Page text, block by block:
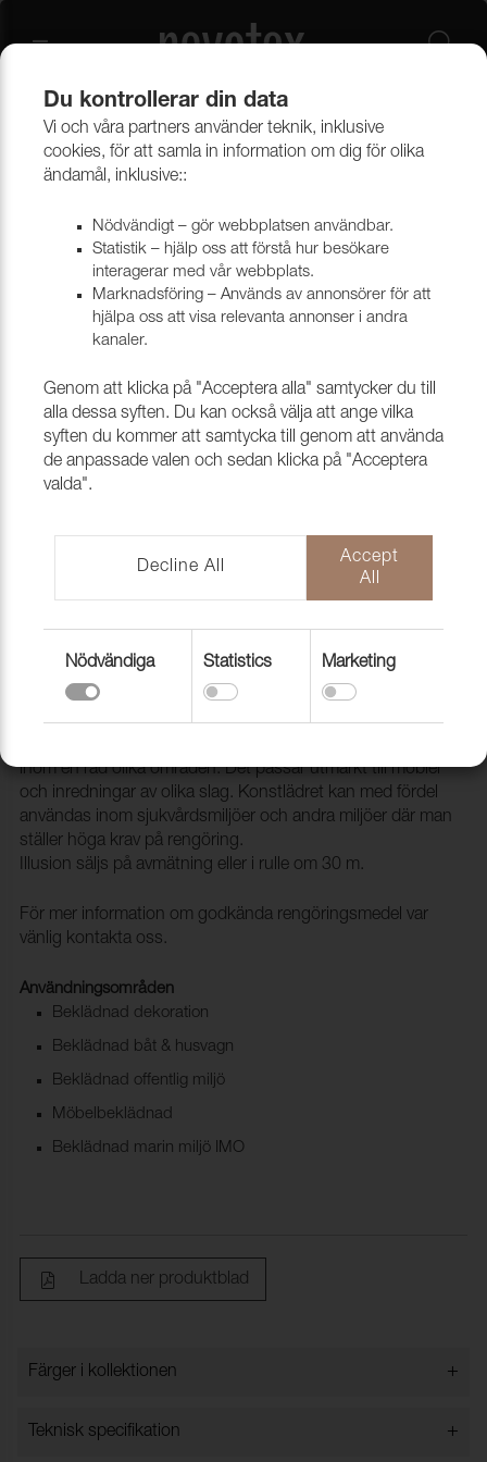
Beklädnadsmaterial Konstläder Konstläder & konstskinn
Konstläder Illusion PU 65066 Bird
2002228
inom en rad olika områden. Det passar utmärkt till möbler
och inredningar av olika slag. Konstlädret kan med fördel
användas inom sjukvårdsmiljöer och andra miljöer där man
ställer höga krav på rengöring.
Illusion säljs på avmätning eller i rulle om 30 m.
För mer information om godkända rengöringsmedel var
vänlig kontakta oss.
Användningsområden
Beklädnad dekoration
Beklädnad båt & husvagn
Beklädnad offentlig miljö
Möbelbeklädnad
Beklädnad marin miljö IMO
Ladda ner produktblad
Färger i kollektionen +
Färger i kollektionen
Teknisk specifikation +
Du kontrollerar din data
Vi och våra partners använder teknik, inklusive
cookies, för att samla in information om dig för olika
ändamål, inklusive::
Nödvändigt – gör webbplatsen användbar.
Statistik – hjälp oss att förstå hur besökare
interagerar med vår webbplats.
Marknadsföring – Används av annonsörer för att
hjälpa oss att visa relevanta annonser i andra
kanaler.
Genom att klicka på "Acceptera alla" samtycker du till
alla dessa syften. Du kan också välja att ange vilka
syften du kommer att samtycka till genom att använda
de anpassade valen och sedan klicka på "Acceptera
valda".
Decline All
Accept
All
Nödvändiga Statistics Marketing